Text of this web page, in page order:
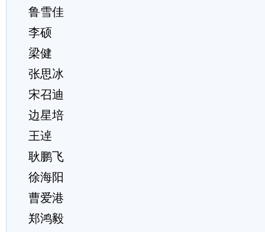
鲁雪佳
李硕
梁健
张思冰
宋召迪
边星培
王逴
耿鹏飞
徐海阳
曹爱港
郑鸿毅